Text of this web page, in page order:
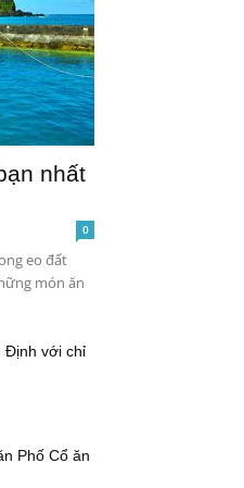
nhất
0
eo đất
món ăn
Định với chỉ
Phố Cổ ăn